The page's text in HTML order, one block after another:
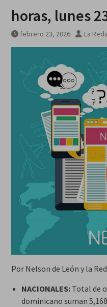
horas, lunes
febrero 23, 2026 La
Por Nelson de León y la
NACIONALES:Total de
dominicano suman